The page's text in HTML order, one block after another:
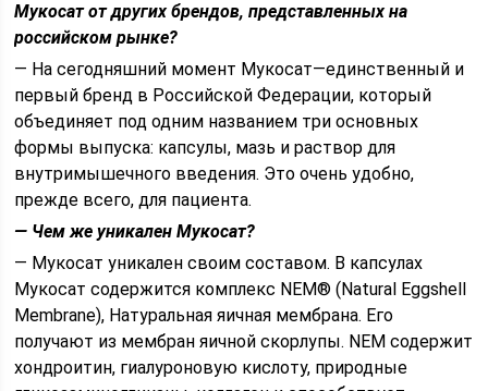
Мукосат от других брендов, представленных на
российском рынке?
— На сегодняшний момент Мукосат—единственный и
первый бренд в Российской Федерации, который
объединяет под одним названием три основных
формы выпуска: капсулы, мазь и раствор для
внутримышечного введения. Это очень удобно,
прежде всего, для пациента.
— Чем же уникален Мукосат?
— Мукосат уникален своим составом. В капсулах
Мукосат содержится комплекс NEM® (Natural Eggshell
Membrane), Натуральная яичная мембрана. Его
получают из мембран яичной скорлупы. NEM содержит
хондроитин, гиалуроновую кислоту, природные